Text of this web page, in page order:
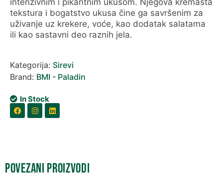
intenzivnim i pikantnim ukusom. Njegova kremasta
tekstura i bogatstvo ukusa čine ga savršenim za
uživanje uz krekere, voće, kao dodatak salatama
ili kao sastavni deo raznih jela.
Kategorija: Sirevi
Brand: BMI - Paladin
In Stock
Povezani proizvodi